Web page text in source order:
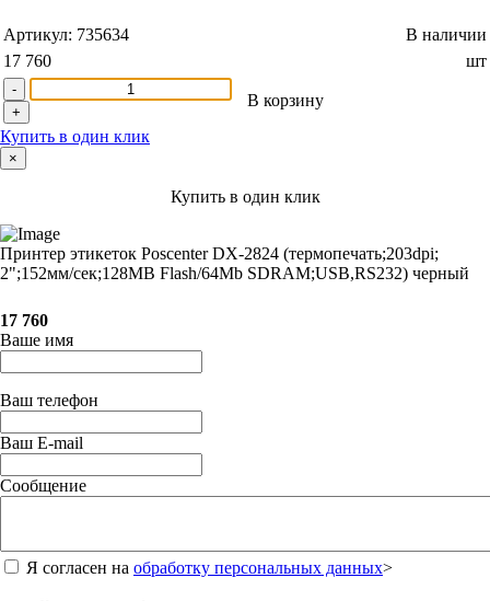
Артикул: 735634
В наличии
17 760
шт
-
+
В корзину
Купить в один клик
×
Купить в один клик
Принтер этикеток Poscenter DX-2824 (термопечать;203dpi;
2";152мм/сек;128MB Flash/64Mb SDRAM;USB,RS232) черный
17 760
Ваше имя
Ваш телефон
Ваш E-mail
Сообщение
Я согласен на обработку персональных данных>